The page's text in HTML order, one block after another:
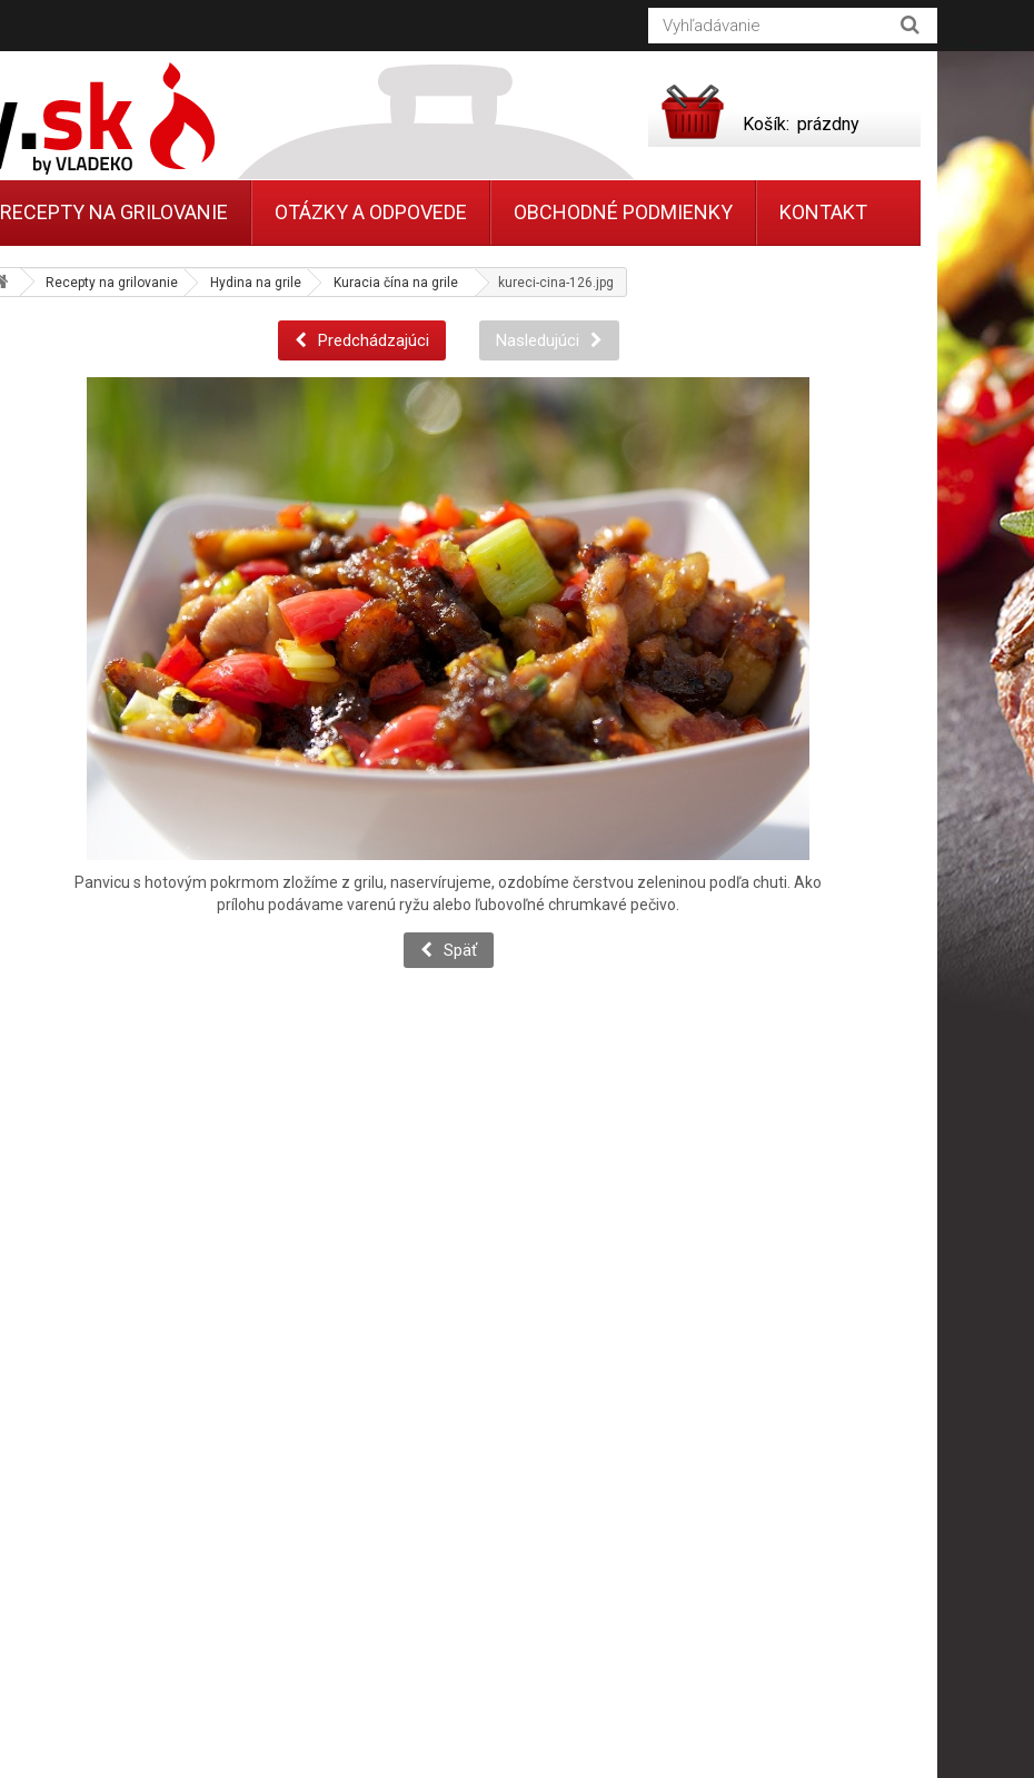
Recepty na grilovanie Hydina na grile Kuracia čína na grile kureci-cina-126.jpg
Predchádzajúci Nasledujúci
Panvicu s hotovým pokrmom zložíme z grilu, naservírujeme, ozdobíme čerstvou zeleninou podľa chuti. Ako
prílohu podávame varenú ryžu alebo ľubovoľné chrumkavé pečivo.
Späť
Košík: prázdny
RECEPTY NA GRILOVANIE OTÁZKY A ODPOVEDE OBCHODNÉ PODMIENKY KONTAKT